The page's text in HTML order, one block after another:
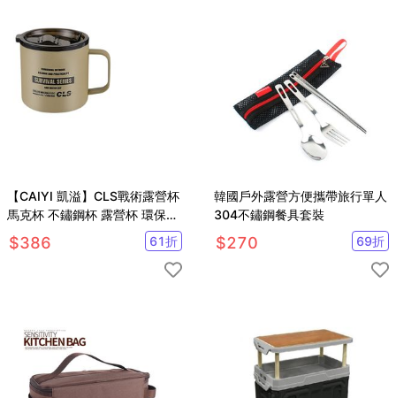
【CAIYI 凱溢】CLS戰術露營杯
馬克杯 不鏽鋼杯 露營杯 環保杯
保溫杯 隔熱杯
$386 61折
韓國戶外露營方便攜帶旅行單人
304不鏽鋼餐具套裝
$270 69折